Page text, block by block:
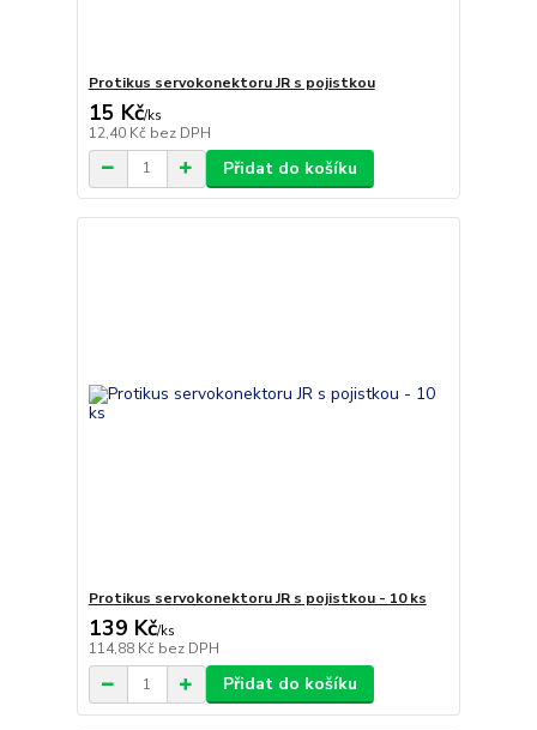
Protikus servokonektoru JR s pojistkou
15 Kč/ks
12,40 Kč bez DPH
Přidat do košíku
Protikus servokonektoru JR s pojistkou - 10 ks
139 Kč/ks
114,88 Kč bez DPH
Přidat do košíku